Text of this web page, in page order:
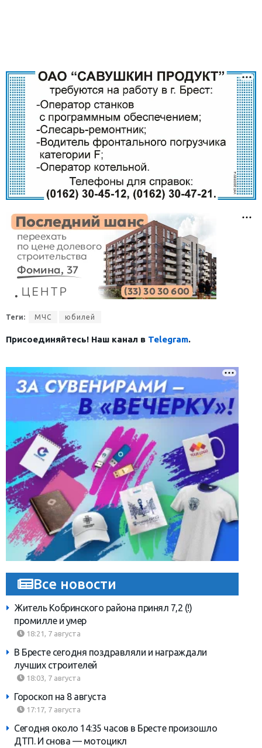
Теги: МЧС юбилей
Присоединяйтесь! Наш канал в Telegram.
Все новости
Житель Кобринского района принял 7,2 (!)
промилле и умер
18:21, 7 августа
В Бресте сегодня поздравляли и награждали
лучших строителей
18:03, 7 августа
Гороскоп на 8 августа
17:17, 7 августа
Сегодня около 14:35 часов в Бресте произошло
ДТП. И снова — мотоцикл